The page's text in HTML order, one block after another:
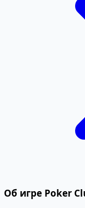
Об игре Poker